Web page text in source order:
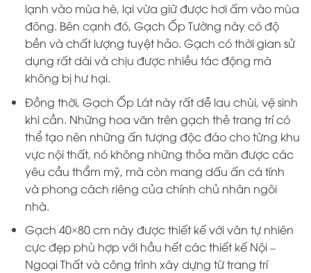
lạnh vào mùa hè, lại vừa giữ được hơi ấm vào mùa
đông. Bên cạnh đó, Gạch Ốp Tường này có độ
bền và chất lượng tuyệt hảo. Gạch có thời gian sử
dụng rất dài và chịu được nhiều tác động mà
không bị hư hại.
Đồng thời, Gạch Ốp Lát này rất dễ lau chùi, vệ sinh
khi cần. Những hoa văn trên gạch thẻ trang trí có
thể tạo nên những ấn tượng độc đáo cho từng khu
vực nội thất, nó không những thỏa mãn được các
yêu cầu thẩm mỹ, mà còn mang dấu ấn cá tính
và phong cách riêng của chính chủ nhân ngôi
nhà.
Gạch 40×80 cm này được thiết kế với vân tự nhiên
cực đẹp phù hợp với hầu hết các thiết kế Nội –
Ngoại Thất và công trình xây dựng từ trang trí